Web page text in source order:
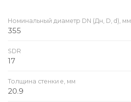
Номинальный диаметр DN (Дн, D, d), мм
355
SDR
17
Толщина стенки e, мм
20.9